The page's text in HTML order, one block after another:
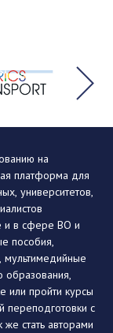
на
платформа для
университетов,
и в сфере ВО и
пособия,
образования,
или пройти курсы
переподготовки с
стать авторами